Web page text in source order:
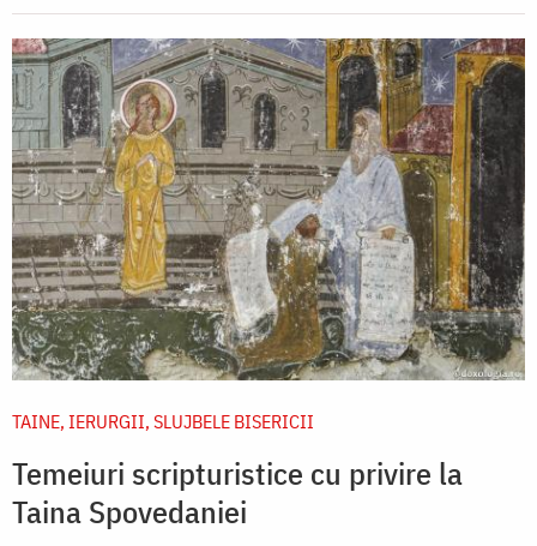
TAINE, IERURGII, SLUJBELE BISERICII
Temeiuri scripturistice cu privire la
Taina Spovedaniei